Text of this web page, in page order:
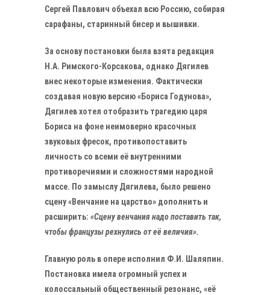
Сергей Павлович объехал всю Россию, собирая
сарафаны, старинный бисер и вышивки.
За основу постановки была взята редакция
Н.А. Римского-Корсакова, однако Дягилев
внес некоторые изменения. Фактически
создавая новую версию «Бориса Годунова»,
Дягилев хотел отобразить трагедию царя
Бориса на фоне неимоверно красочных
звуковых фресок, противопоставить
личность со всеми её внутренними
противоречиями и сложностями народной
массе. По замыслу Дягилева, было решено
сцену «Венчание на царство» дополнить и
расширить: «Сцену венчания надо поставить так,
чтобы французы рехнулись от её величия».
Главную роль в опере исполнил Ф.И. Шаляпин.
Постановка имела огромный успех и
колоссальный общественный резонанс, «её